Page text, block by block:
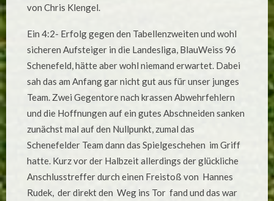
von Chris Klengel.
Ein 4:2- Erfolg gegen den Tabellenzweiten und wohl
sicheren Aufsteiger in die Landesliga, BlauWeiss 96
Schenefeld, hätte aber wohl niemand erwartet. Dabei
sah das am Anfang gar nicht gut aus für unser junges
Team. Zwei Gegentore nach krassen Abwehrfehlern
und die Hoffnungen auf ein gutes Abschneiden sanken
zunächst mal auf den Nullpunkt, zumal das
Schenefelder Team dann das Spielgeschehen im Griff
hatte. Kurz vor der Halbzeit allerdings der glückliche
Anschlusstreffer durch einen Freistoß von Hannes
Rudek, der direkt den Weg ins Tor fand und das war